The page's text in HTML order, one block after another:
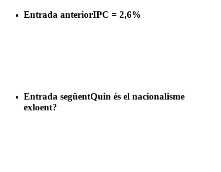
Entrada anteriorIPC = 2,6%
Entrada següentQuin és el nacionalisme
exloent?